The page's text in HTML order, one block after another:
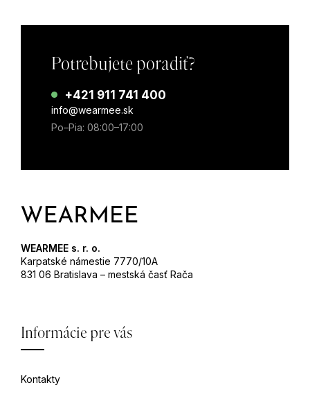
Potrebujete poradiť?
+421 911 741 400
info@wearmee.sk
Po–Pia: 08:00–17:00
WEARMEE s. r. o.
Karpatské námestie 7770/10A
831 06 Bratislava – mestská časť Rača
Informácie pre vás
Kontakty